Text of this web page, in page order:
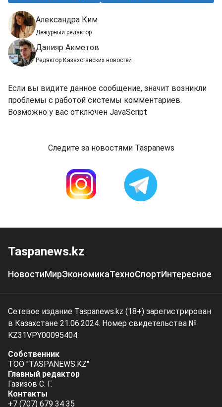
Александра Ким
Дежурный редактор
Данияр Акметов
Редактор Казахстанских новостей
Если вы видите данное сообщение, значит возникли
проблемы с работой системы комментариев.
Возможно у вас отключен JavaScript
Следите за новостями Taspanews
Taspanews.kz
НовостиМирЭкономикаТехноСпортИнтересное
Сетевое издание Taspanews.kz (18+) зарегистрирован
в Казахстане 21.06.2024. Номер свидетельства №
KZ31VPY00095404.
Собственник
ТОО "TASPANEWS.KZ"
Главный редактор
Газизов С. Г.
Контакты
+7 (707) 679 34 35